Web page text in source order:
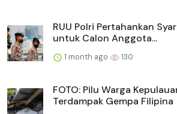
RUU Polri Pertahankan
untuk Calon Anggota...
1 month ago 130
FOTO: Pilu Warga
Terdampak Gempa Filipina